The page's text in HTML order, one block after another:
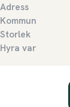
Adress
Kommun
Storlek
Hyra var